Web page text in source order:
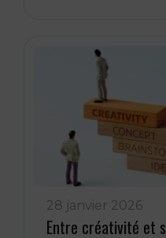
28 janvier 2026
Entre créativité et